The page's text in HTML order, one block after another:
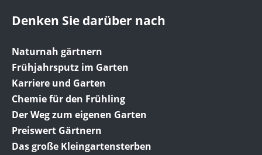
Denken Sie darüber nach
Naturnah gärtnern
Frühjahrsputz im Garten
Karriere und Garten
Chemie für den Frühling
Der Weg zum eigenen Garten
Preiswert Gärtnern
Das große Kleingartensterben